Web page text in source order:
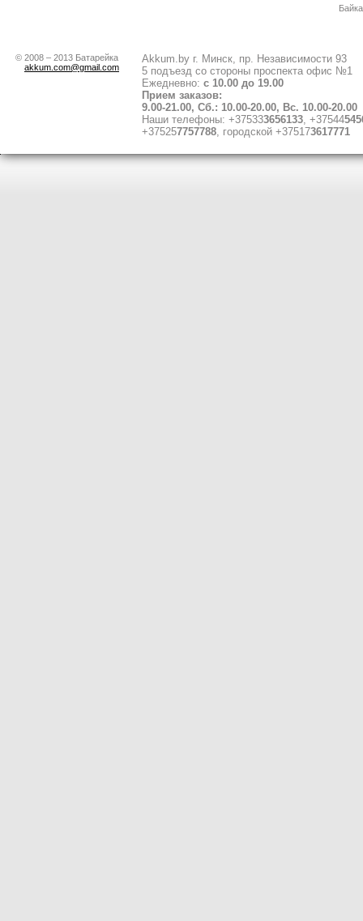
© 2008 – 2013 Батарейка
akkum.com@gmail.com
Akkum.by г. Минск, пр. Независимости 93
5 подъезд со стороны проспекта офис №1
Ежедневно: с 10.00 до 19.00
Прием заказов:
9.00-21.00, Сб.: 10.00-20.00, Вс. 10.00-20.00
Наши телефоны: +375333656133, +37544
+375257757788, городской +375173617771